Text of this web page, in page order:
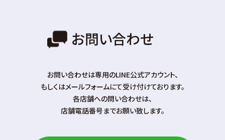
お問い合わせ
お問い合わせは専⽤のLINE公式アカウント、
もしくはメールフォームにて受け付けております。
各店舗への問い合わせは、
店舗電話番号までお願い致します。